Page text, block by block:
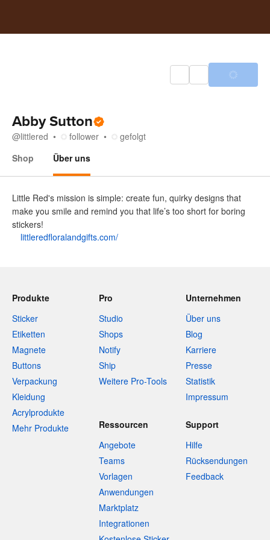
Abby Sutton
@littlered follower
gefolgt
Shop
Über uns
Little Red's mission is simple: create fun, quirky designs that
make you smile and remind you that life’s too short for boring
stickers!
littleredfloralandgifts.com/
Produkte
Sticker
Etiketten
Magnete
Buttons
Verpackung
Kleidung
Acrylprodukte
Mehr Produkte
Pro
Studio
Shops
Notify
Ship
Weitere Pro-Tools
Unternehmen
Über uns
Blog
Karriere
Presse
Statistik
Impressum
Ressourcen
Angebote
Teams
Vorlagen
Anwendungen
Marktplatz
Integrationen
Support
Hilfe
Rücksendungen
Feedback